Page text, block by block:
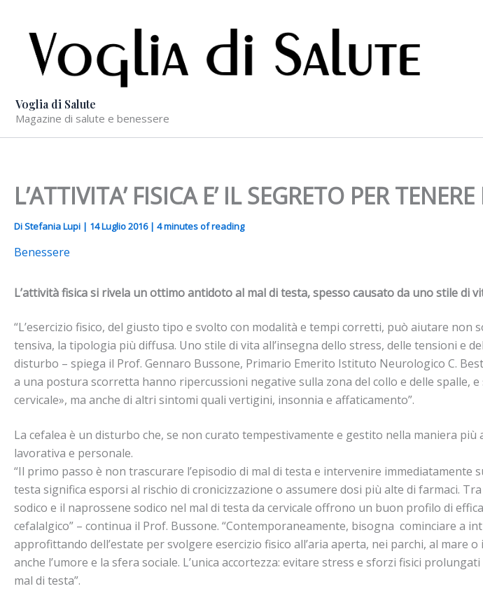
contenuto
Voglia di Salute
Magazine di salute e benessere
L’ATTIVITA’ FISICA E’ IL SEGRETO PER
DiStefania Lupi | 14 Luglio 2016 | 4 minutes of reading
Benessere
L’attività fisica si rivela un ottimo antidoto al mal di testa, spesso causato da uno stile di
“L’esercizio fisico, del giusto tipo e svolto con modalità e tempi corretti, può aiutare
tensiva, la tipologia più diffusa. Uno stile di vita all’insegna dello stress, delle tensioni e
disturbo – spiega il Prof. Gennaro Bussone, Primario Emerito Istituto Neurologico C.
a una postura scorretta hanno ripercussioni negative sulla zona del collo e delle spalle,
cervicale», ma anche di altri sintomi quali vertigini, insonnia e affaticamento”.
La cefalea è un disturbo che, se non curato tempestivamente e gestito nella maniera
lavorativa e personale.
“Il primo passo è non trascurare l’episodio di mal di testa e intervenire
testa significa esporsi al rischio di cronicizzazione o assumere dosi più alte di farmaci.
sodico e il naprossene sodico nel mal di testa da cervicale offrono un buon profilo di
cefalalgico” – continua il Prof. Bussone. “Contemporaneamente, bisogna cominciare
approfittando dell’estate per svolgere esercizio fisico all’aria aperta, nei parchi, al
anche l’umore e la sfera sociale. L’unica accortezza: evitare stress e sforzi fisici
mal di testa”.